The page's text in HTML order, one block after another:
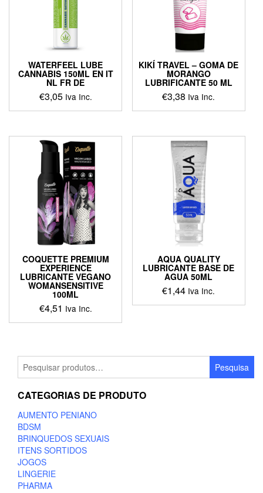
WATERFEEL LUBE
CANNABIS 150ML EN IT
NL FR DE
€3,05 Iva Inc.
KIKÍ TRAVEL – GOMA DE
MORANGO
LUBRIFICANTE 50 ML
€3,38 Iva Inc.
COQUETTE PREMIUM
EXPERIENCE
LUBRICANTE VEGANO
WOMANSENSITIVE
100ML
€4,51 Iva Inc.
AQUA QUALITY
LUBRICANTE BASE DE
AGUA 50ML
€1,44 Iva Inc.
por:
Pesquisa
CATEGORIAS DE PRODUTO
AUMENTO PENIANO
BDSM
BRINQUEDOS SEXUAIS
ITENS SORTIDOS
JOGOS
LINGERIE
PHARMA